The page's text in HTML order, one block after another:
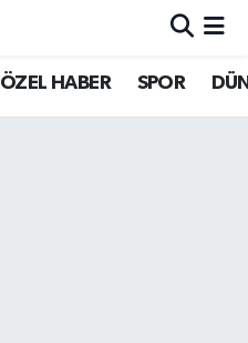
ÖZEL HABER SPOR